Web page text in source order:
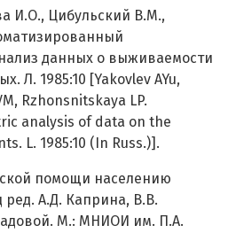
И.О., Цибульский В.М.,
данных о выживаемости
Л. 1985:10 [Yakovlev AYu,
Rzhonsnitskaya LP.
analysis of data on the
L. 1985:10 (In Russ.)].
помощи населению
ред. А.Д. Каприна, В.В.
М.: МНИОИ им. П.А.